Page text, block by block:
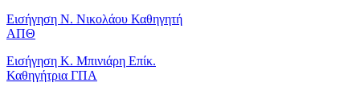
Εισήγηση Ν. Νικολάου Καθηγητή
ΑΠΘ
Εισήγηση Κ. Μπινιάρη Επίκ.
Καθηγήτρια ΓΠΑ